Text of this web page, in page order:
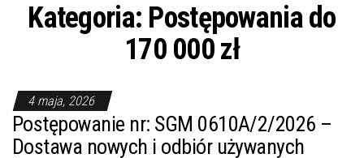
Kategoria: Postępowania do
170 000 zł
4 maja, 2026
Postępowanie nr: SGM 0610A/2/2026 –
Dostawa nowych i odbiór używanych